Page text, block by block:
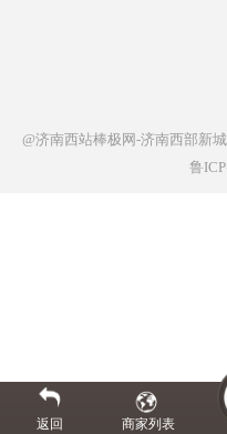
@济南西站棒极网-济南西部新
鲁
返回 商家列表